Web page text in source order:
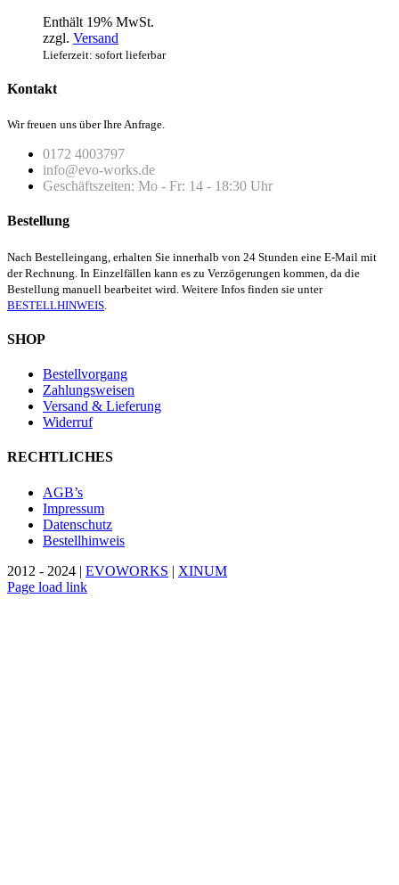
Enthält 19% MwSt.
zzgl. Versand
Lieferzeit: sofort lieferbar
Kontakt
Wir freuen uns über Ihre Anfrage.
0172 4003797
info@evo-works.de
Geschäftszeiten: Mo - Fr: 14 - 18:30 Uhr
Bestellung
Nach Bestelleingang, erhalten Sie innerhalb von 24 Stunden eine E-Mail mit
der Rechnung. In Einzelfällen kann es zu Verzögerungen kommen, da die
Bestellung manuell bearbeitet wird. Weitere Infos finden sie unter
BESTELLHINWEIS
SHOP
Bestellvorgang
Zahlungsweisen
Versand & Lieferung
Widerruf
RECHTLICHES
AGB’s
Impressum
Datenschutz
Bestellhinweis
2012 - 2024 | EVOWORKS | XINUM
Page load link